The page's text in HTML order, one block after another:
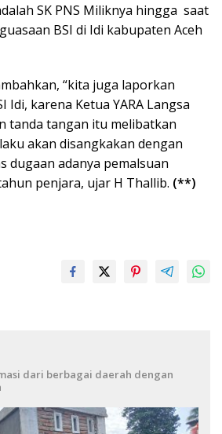
SK PNS Miliknya hingga saat
BSI di Idi kabupaten Aceh
“kita juga laporkan
Idi, karena Ketua YARA Langsa
tanda tangan itu melibatkan
akan disangkakan dengan
dugaan adanya pemalsuan
penjara, ujar H Thallib. (**)
dari berbagai daerah dengan